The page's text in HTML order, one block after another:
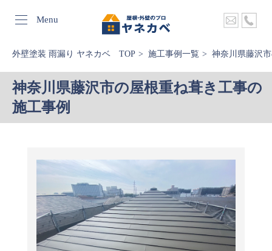
Menu
外壁塗装 雨漏り ヤネカベ TOP 施工事例一覧 神奈川県藤沢
神奈川県藤沢市の屋根重ね葺き工事の
施工事例